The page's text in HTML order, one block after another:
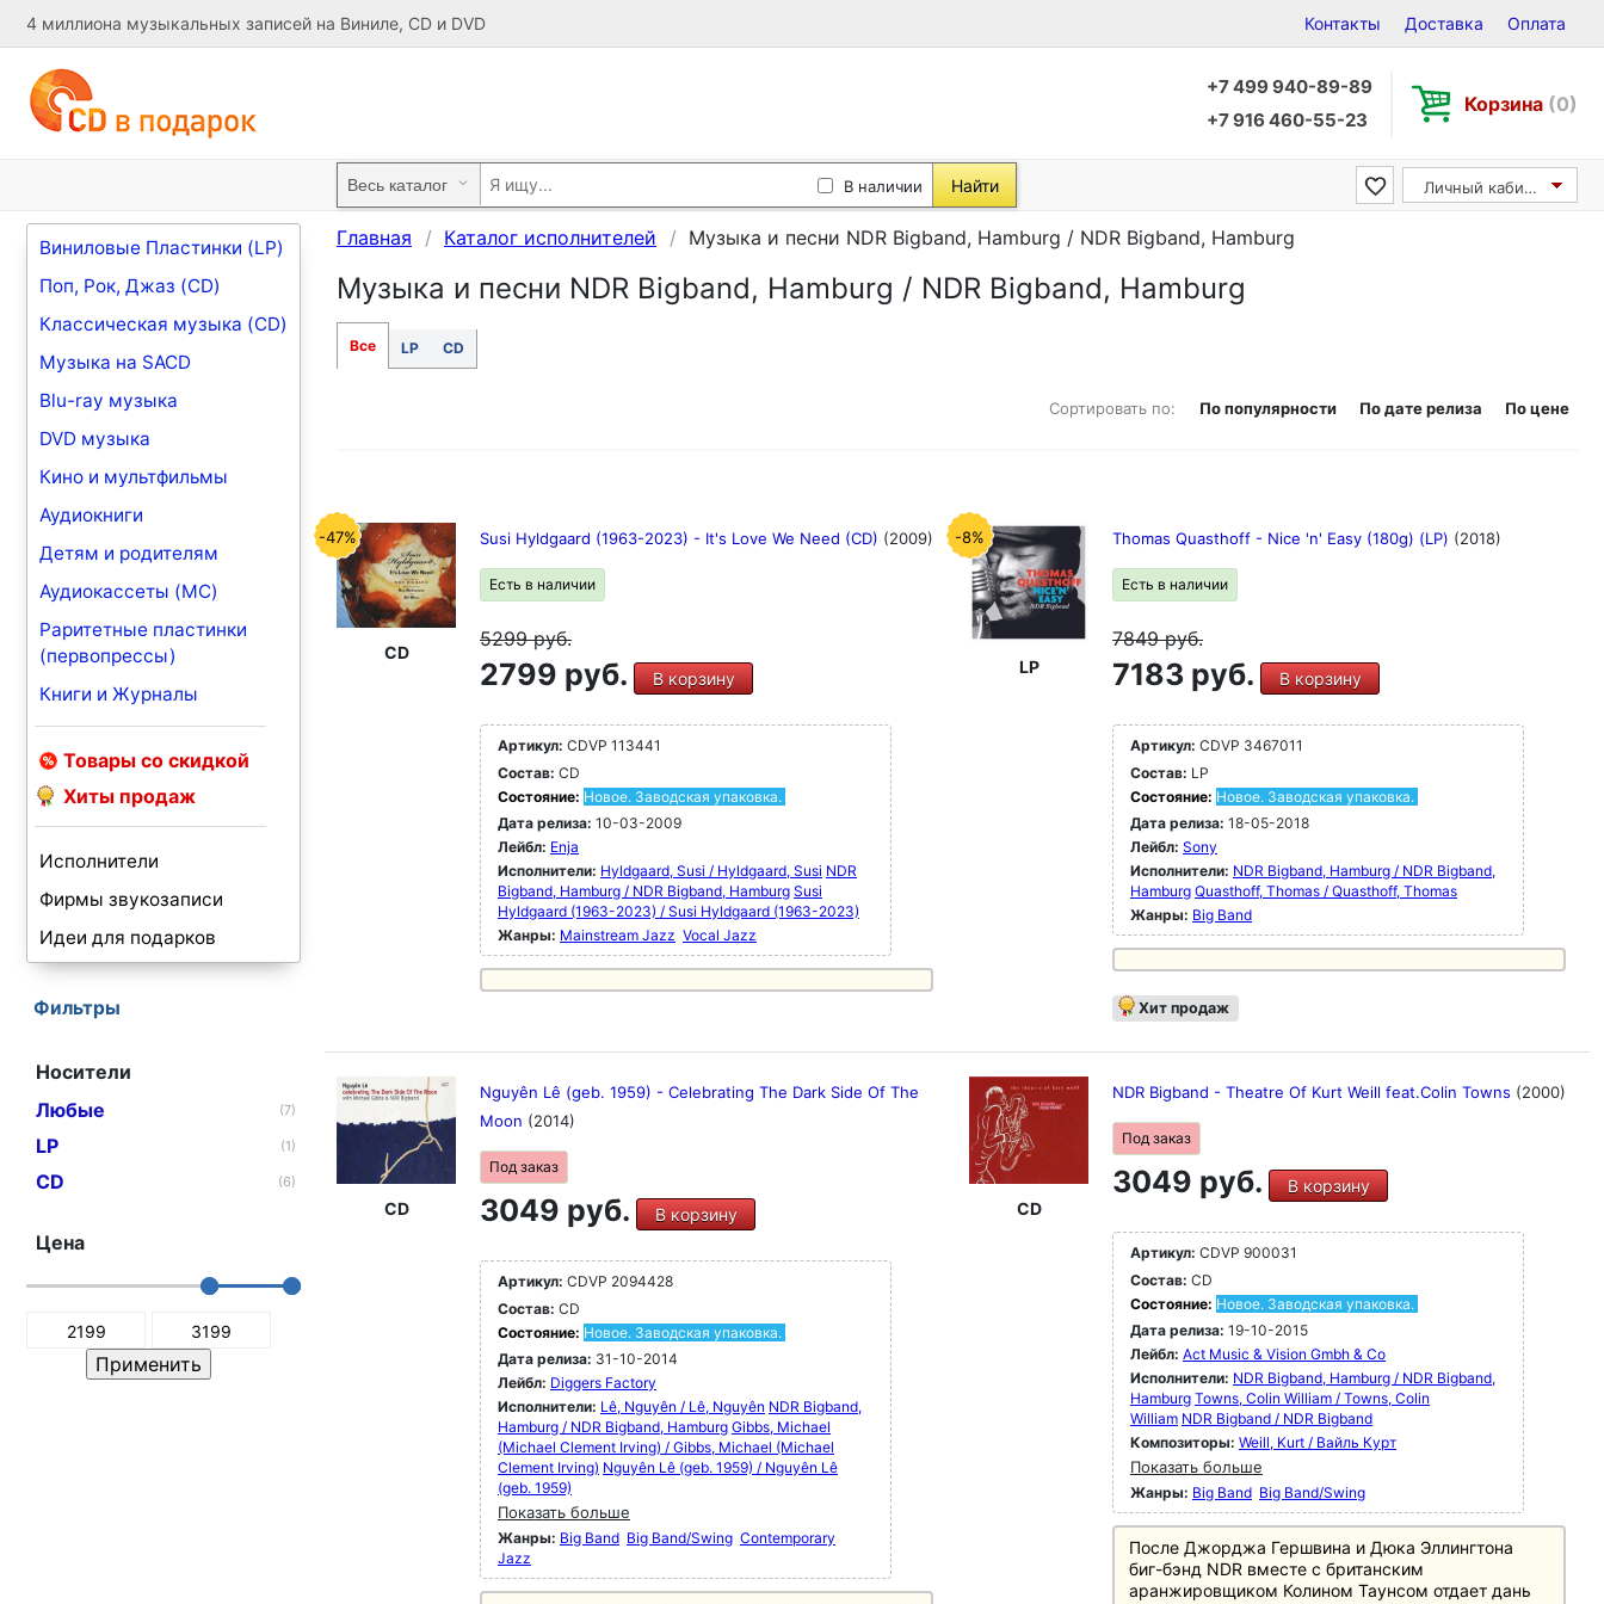
4 миллиона музыкальных записей на Виниле, CD и DVD Контакты Доставка Оплата
+7 499 940-89-89
+7 916 460-55-23
Корзина (0)
В наличии Найти Личный кабинет
Виниловые Пластинки (LP)
Поп, Рок, Джаз (CD)
Классическая музыка (CD)
Музыка на SACD
Blu-ray музыка
DVD музыка
Кино и мультфильмы
Аудиокниги
Детям и родителям
Аудиокассеты (MC)
Раритетные пластинки
(первопрессы)
Книги и Журналы
Товары со скидкой
Хиты продаж
Исполнители
Фирмы звукозаписи
Идеи для подарков
Фильтры
Носители
Любые
(7)
LP (1)
CD (6)
Цена
Главная Каталог исполнителей Музыка и песни NDR Bigband, Hamburg / NDR Bigband, Hamburg
Музыка и песни NDR Bigband, Hamburg / NDR Bigband, Hamburg
Все LP CD
Сортировать по: По популярности По дате релиза По цене
-47%
CD
Susi Hyldgaard (1963-2023) - It's Love We Need (CD) (2009)
Есть в наличии
5299руб.
2799 руб. В корзину
Артикул: CDVP 113441
Состав: CD
Состояние: Новое. Заводская упаковка.
Дата релиза: 10-03-2009
Лейбл: Enja
Исполнители: Hyldgaard, Susi / Hyldgaard, Susi NDR
Bigband, Hamburg / NDR Bigband, Hamburg Susi
Hyldgaard (1963-2023) / Susi Hyldgaard (1963-2023)
Жанры: Mainstream Jazz Vocal Jazz
-8%
LP
Thomas Quasthoff - Nice 'n' Easy (180g) (LP) (2018)
Есть в наличии
7849руб.
7183 руб. В корзину
Артикул: CDVP 3467011
Состав: LP
Состояние: Новое. Заводская упаковка.
Дата релиза: 18-05-2018
Лейбл: Sony
Исполнители: NDR Bigband, Hamburg / NDR Bigband,
Hamburg Quasthoff, Thomas / Quasthoff, Thomas
Жанры: Big Band
Хит продаж
CD
Nguyên Lê (geb. 1959) - Celebrating The Dark Side Of The
Moon (2014)
Под заказ
3049 руб. В корзину
Артикул: CDVP 2094428
Состав: CD
Состояние: Новое. Заводская упаковка.
Дата релиза: 31-10-2014
Лейбл: Diggers Factory
Исполнители: Lê, Nguyên / Lê, Nguyên NDR Bigband,
Hamburg / NDR Bigband, Hamburg Gibbs, Michael
(Michael Clement Irving) / Gibbs, Michael (Michael
Clement Irving) Nguyên Lê (geb. 1959) / Nguyên Lê
(geb. 1959)
Показать больше
Жанры: Big Band Big Band/Swing Contemporary
Jazz
CD
NDR Bigband - Theatre Of Kurt Weill feat.Colin Towns (2000)
Под заказ
3049 руб. В корзину
Артикул: CDVP 900031
Состав: CD
Состояние: Новое. Заводская упаковка.
Дата релиза: 19-10-2015
Лейбл: Act Music & Vision Gmbh & Co
Исполнители: NDR Bigband, Hamburg / NDR Bigband,
Hamburg Towns, Colin William / Towns, Colin
William NDR Bigband / NDR Bigband
Композиторы: Weill, Kurt / Вайль Курт
Показать больше
Жанры: Big Band Big Band/Swing
После Джорджа Гершвина и Дюка Эллингтона
биг-бэнд NDR вместе с британским
аранжировщиком Колином Таунсом отдает дань